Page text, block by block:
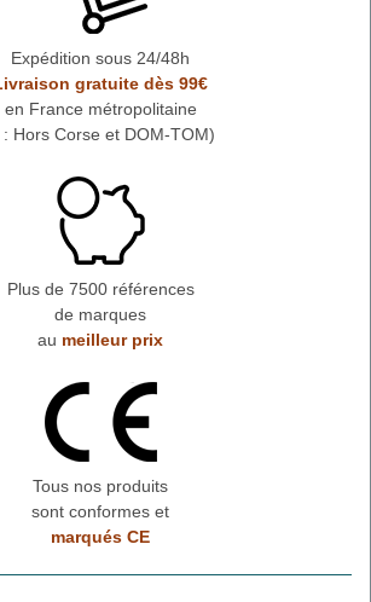
Expédition sous 24/48h
gratuite dès 99€
en France métropolitaine
: Hors Corse et DOM-TOM)
Plus de 7500 références
de marques
au meilleur prix
Tous nos produits
sont conformes et
marqués CE